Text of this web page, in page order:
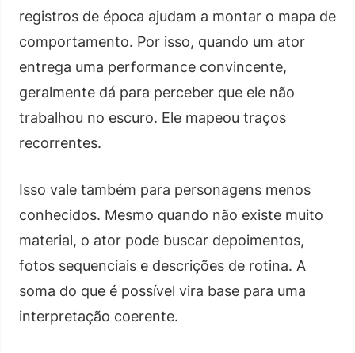
registros de época ajudam a montar o mapa de
comportamento. Por isso, quando um ator
entrega uma performance convincente,
geralmente dá para perceber que ele não
trabalhou no escuro. Ele mapeou traços
recorrentes.
Isso vale também para personagens menos
conhecidos. Mesmo quando não existe muito
material, o ator pode buscar depoimentos,
fotos sequenciais e descrições de rotina. A
soma do que é possível vira base para uma
interpretação coerente.